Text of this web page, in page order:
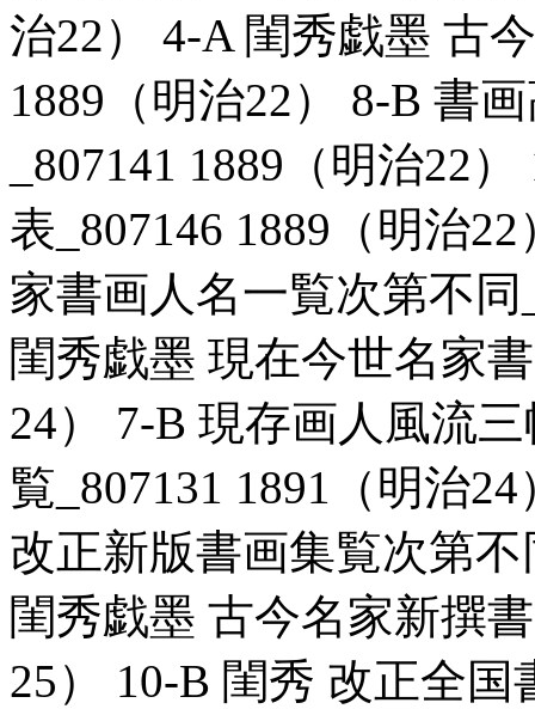
治22） 4-A 閨秀戯墨 古
1889（明治22） 8-B 書
_807141 1889（明治22
表_807146 1889（明治
家書画人名一覧次第不同
閨秀戯墨 現在今世名家
24） 7-B 現存画人風流
覧_807131 1891（明治
改正新版書画集覧次第不
閨秀戯墨 古今名家新撰
25） 10-B 閨秀 改正全国